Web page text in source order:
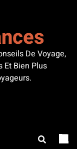
De Voyage,
Et Bien Plus